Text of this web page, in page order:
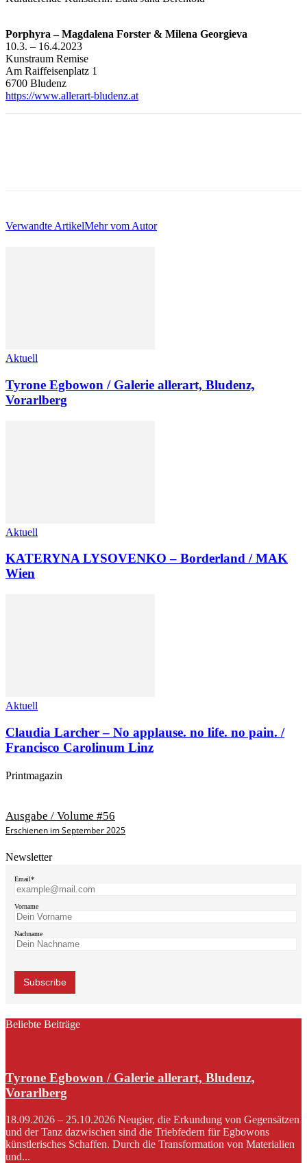
Porphyra – Magdalena Forster & Milena Georgieva
10.3. – 16.4.2023
Kunstraum Remise
Am Raiffeisenplatz 1
6700 Bludenz
https://www.allerart-bludenz.at
Verwandte ArtikelMehr vom Autor
Aktuell
Tyrone Egbowon / Galerie allerart, Bludenz,
Vorarlberg
Aktuell
KATERYNA LYSOVENKO – Borderland / MAK
Wien
Aktuell
Claudia Larcher – No applause. no life. no pain. /
Francisco Carolinum Linz
Printmagazin
Ausgabe / Volume #56
Erschienen im September 2025
Newsletter
Email*
Vorname
Nachname
Beliebte Beiträge
Tyrone Egbowon / Galerie allerart, Bludenz,
Vorarlberg
18.09.2026 – 25.10.2026 Neugier, die Erkundung von Gegensätzen
und der Tanz dazwischen sind die Triebfedern für Egbowons
künstlerisches Schaffen. Durch die Transformation von Materialien
und...